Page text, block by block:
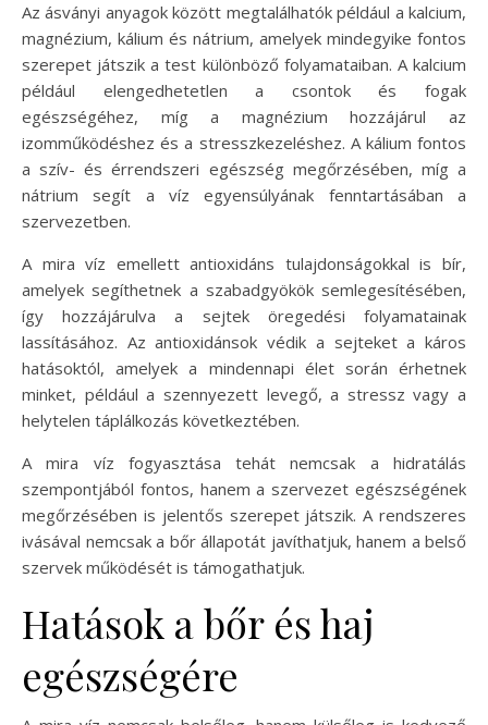
Az ásványi anyagok között megtalálhatók például a kalcium,
magnézium, kálium és nátrium, amelyek mindegyike fontos
szerepet játszik a test különböző folyamataiban. A kalcium
például elengedhetetlen a csontok és fogak
egészségéhez, míg a magnézium hozzájárul az
izomműködéshez és a stresszkezeléshez. A kálium fontos
a szív- és érrendszeri egészség megőrzésében, míg a
nátrium segít a víz egyensúlyának fenntartásában a
szervezetben.
A mira víz emellett antioxidáns tulajdonságokkal is bír,
amelyek segíthetnek a szabadgyökök semlegesítésében,
így hozzájárulva a sejtek öregedési folyamatainak
lassításához. Az antioxidánsok védik a sejteket a káros
hatásoktól, amelyek a mindennapi élet során érhetnek
minket, például a szennyezett levegő, a stressz vagy a
helytelen táplálkozás következtében.
A mira víz fogyasztása tehát nemcsak a hidratálás
szempontjából fontos, hanem a szervezet egészségének
megőrzésében is jelentős szerepet játszik. A rendszeres
ivásával nemcsak a bőr állapotát javíthatjuk, hanem a belső
szervek működését is támogathatjuk.
Hatások a bőr és haj
egészségére